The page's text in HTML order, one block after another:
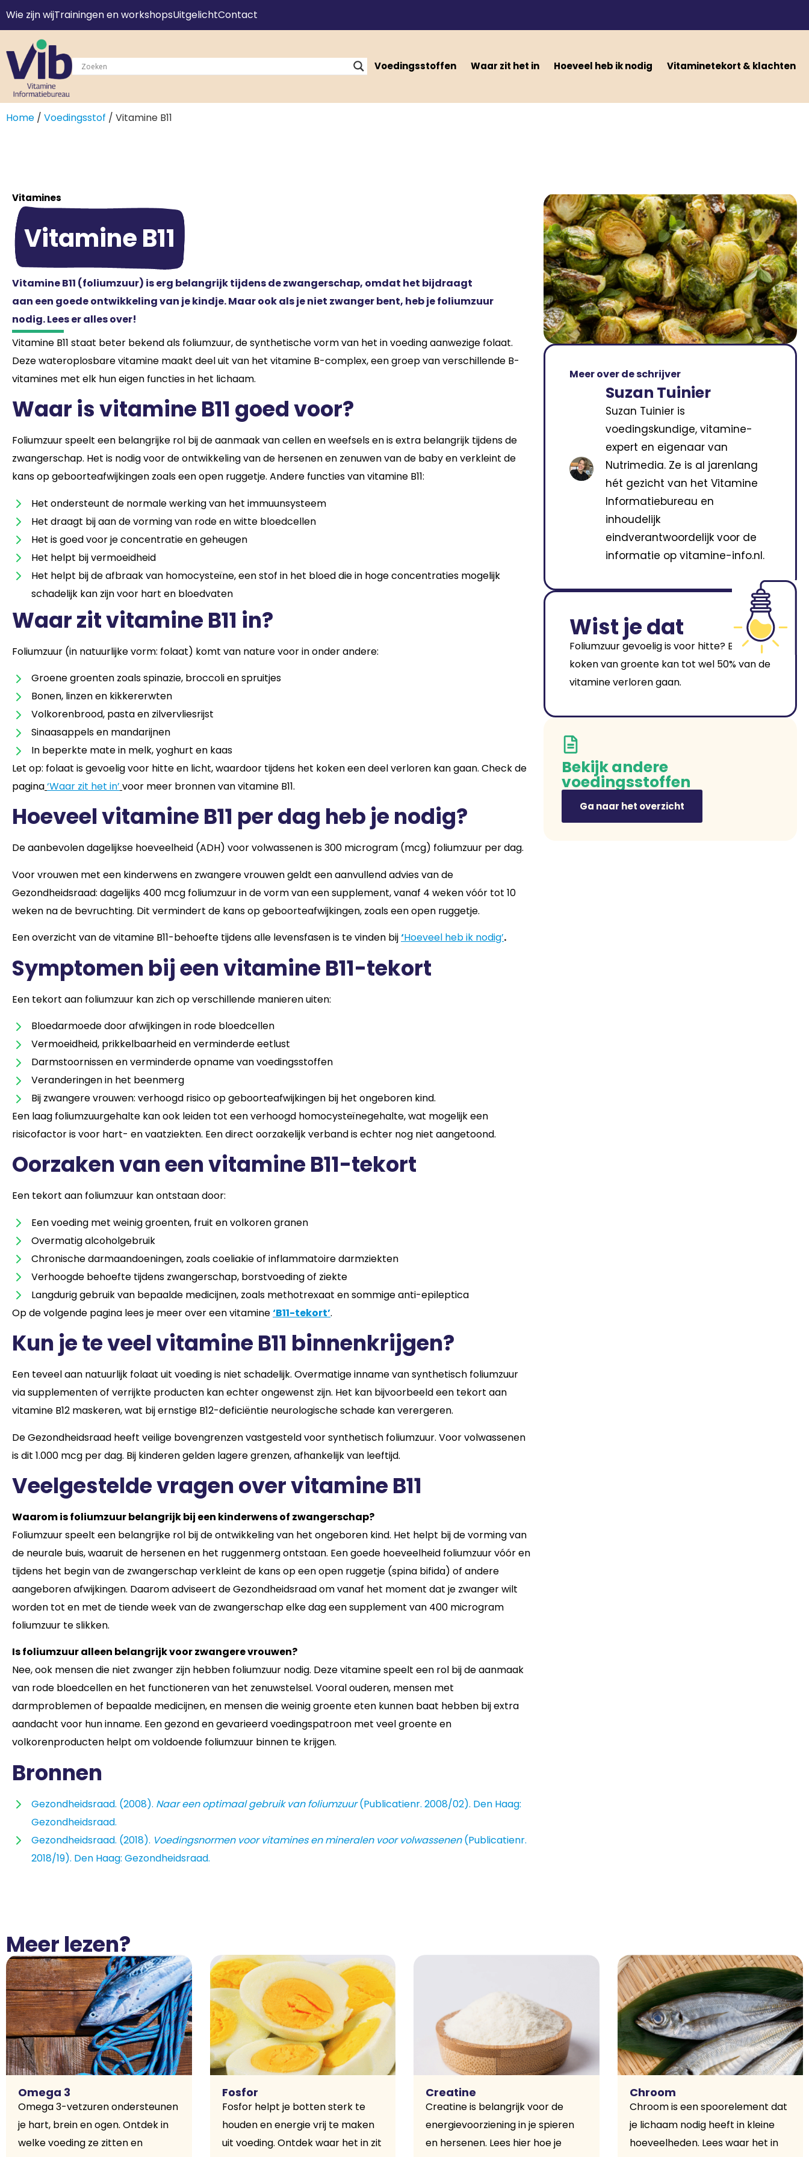
Wie zijn wijTrainingen en workshopsUitgelichtContact
Voedingsstoffen Waar zit het in Hoeveel heb ik nodig Vitaminetekort & klachten
Home / Voedingsstof / Vitamine B11
Vitamines
Vitamine B11
Vitamine B11 (foliumzuur) is erg belangrijk tijdens de zwangerschap, omdat het bijdraagt
aan een goede ontwikkeling van je kindje. Maar ook als je niet zwanger bent, heb je foliumzuur
nodig. Lees er alles over!
Vitamine B11 staat beter bekend als foliumzuur, de synthetische vorm van het in voeding aanwezige folaat.
Deze wateroplosbare vitamine maakt deel uit van het vitamine B-complex, een groep van verschillende B-
vitamines met elk hun eigen functies in het lichaam.
Waar is vitamine B11 goed voor?
Foliumzuur speelt een belangrijke rol bij de aanmaak van cellen en weefsels en is extra belangrijk tijdens de
zwangerschap. Het is nodig voor de ontwikkeling van de hersenen en zenuwen van de baby en verkleint de
kans op geboorteafwijkingen zoals een open ruggetje. Andere functies van vitamine B11:
Het ondersteunt de normale werking van het immuunsysteem
Het draagt bij aan de vorming van rode en witte bloedcellen
Het is goed voor je concentratie en geheugen
Het helpt bij vermoeidheid
Het helpt bij de afbraak van homocysteïne, een stof in het bloed die in hoge concentraties mogelijk
schadelijk kan zijn voor hart en bloedvaten
Waar zit vitamine B11 in?
Foliumzuur (in natuurlijke vorm: folaat) komt van nature voor in onder andere:
Groene groenten zoals spinazie, broccoli en spruitjes
Bonen, linzen en kikkererwten
Volkorenbrood, pasta en zilvervliesrijst
Sinaasappels en mandarijnen
In beperkte mate in melk, yoghurt en kaas
Let op: folaat is gevoelig voor hitte en licht, waardoor tijdens het koken een deel verloren kan gaan. Check de
pagina‘Waar zit het in’ voor meer bronnen van vitamine B11.
Hoeveel vitamine B11 per dag heb je nodig?
De aanbevolen dagelijkse hoeveelheid (ADH) voor volwassenen is 300 microgram (mcg) foliumzuur per dag.
Voor vrouwen met een kinderwens en zwangere vrouwen geldt een aanvullend advies van de
Gezondheidsraad: dagelijks 400 mcg foliumzuur in de vorm van een supplement, vanaf 4 weken vóór tot 10
weken na de bevruchting. Dit vermindert de kans op geboorteafwijkingen, zoals een open ruggetje.
Een overzicht van de vitamine B11-behoefte tijdens alle levensfasen is te vinden bij‘Hoeveel heb ik nodig’.
Symptomen bij een vitamine B11-tekort
Een tekort aan foliumzuur kan zich op verschillende manieren uiten:
Bloedarmoede door afwijkingen in rode bloedcellen
Vermoeidheid, prikkelbaarheid en verminderde eetlust
Darmstoornissen en verminderde opname van voedingsstoffen
Veranderingen in het beenmerg
Bij zwangere vrouwen: verhoogd risico op geboorteafwijkingen bij het ongeboren kind.
Een laag foliumzuurgehalte kan ook leiden tot een verhoogd homocysteïnegehalte, wat mogelijk een
risicofactor is voor hart- en vaatziekten. Een direct oorzakelijk verband is echter nog niet aangetoond.
Oorzaken van een vitamine B11-tekort
Een tekort aan foliumzuur kan ontstaan door:
Een voeding met weinig groenten, fruit en volkoren granen
Overmatig alcoholgebruik
Chronische darmaandoeningen, zoals coeliakie of inflammatoire darmziekten
Verhoogde behoefte tijdens zwangerschap, borstvoeding of ziekte
Langdurig gebruik van bepaalde medicijnen, zoals methotrexaat en sommige anti-epileptica
Op de volgende pagina lees je meer over een vitamine‘B11-tekort’.
Kun je te veel vitamine B11 binnenkrijgen?
Een teveel aan natuurlijk folaat uit voeding is niet schadelijk. Overmatige inname van synthetisch foliumzuur
via supplementen of verrijkte producten kan echter ongewenst zijn. Het kan bijvoorbeeld een tekort aan
vitamine B12 maskeren, wat bij ernstige B12-deficiëntie neurologische schade kan verergeren.
De Gezondheidsraad heeft veilige bovengrenzen vastgesteld voor synthetisch foliumzuur. Voor volwassenen
is dit 1.000 mcg per dag. Bij kinderen gelden lagere grenzen, afhankelijk van leeftijd.
Veelgestelde vragen over vitamine B11
Waarom is foliumzuur belangrijk bij een kinderwens of zwangerschap?
Foliumzuur speelt een belangrijke rol bij de ontwikkeling van het ongeboren kind. Het helpt bij de vorming van
de neurale buis, waaruit de hersenen en het ruggenmerg ontstaan. Een goede hoeveelheid foliumzuur vóór en
tijdens het begin van de zwangerschap verkleint de kans op een open ruggetje (spina bifida) of andere
aangeboren afwijkingen. Daarom adviseert de Gezondheidsraad om vanaf het moment dat je zwanger wilt
worden tot en met de tiende week van de zwangerschap elke dag een supplement van 400 microgram
foliumzuur te slikken.
Is foliumzuur alleen belangrijk voor zwangere vrouwen?
Nee, ook mensen die niet zwanger zijn hebben foliumzuur nodig. Deze vitamine speelt een rol bij de aanmaak
van rode bloedcellen en het functioneren van het zenuwstelsel. Vooral ouderen, mensen met
darmproblemen of bepaalde medicijnen, en mensen die weinig groente eten kunnen baat hebben bij extra
aandacht voor hun inname. Een gezond en gevarieerd voedingspatroon met veel groente en
volkorenproducten helpt om voldoende foliumzuur binnen te krijgen.
Bronnen
Gezondheidsraad. (2008). Naar een optimaal gebruik van foliumzuur(Publicatienr. 2008/02). Den Haag:
Gezondheidsraad.
Gezondheidsraad. (2018). Voedingsnormen voor vitamines en mineralen voor volwassenen(Publicatienr.
2018/19). Den Haag: Gezondheidsraad.
Meer over de schrijver
Suzan Tuinier
Suzan Tuinier is
voedingskundige, vitamine-
expert en eigenaar van
Nutrimedia. Ze is al jarenlang
hét gezicht van het Vitamine
Informatiebureau en
inhoudelijk
eindverantwoordelijk voor de
informatie op vitamine-info.nl.
Wist je dat
Foliumzuur gevoelig is voor hitte? Bij het
koken van groente kan tot wel 50% van de
vitamine verloren gaan.
Bekijk andere
voedingsstoffen
Ga naar het overzicht
Meer lezen?
Omega 3
Omega 3-vetzuren ondersteunen
je hart, brein en ogen. Ontdek in
welke voeding ze zitten en
Fosfor
Fosfor helpt je botten sterk te
houden en energie vrij te maken
uit voeding. Ontdek waar het in zit
Creatine
Creatine is belangrijk voor de
energievoorziening in je spieren
en hersenen. Lees hier hoe je
Chroom
Chroom is een spoorelement dat
je lichaam nodig heeft in kleine
hoeveelheden. Lees waar het in